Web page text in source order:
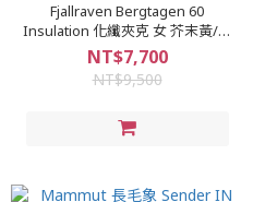
Fjallraven Bergtagen 60
Insulation 化纖夾克 女 芥末黃/高
山藍 #14500158
NT$7,700
NT$9,500